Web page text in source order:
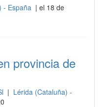
- España | el 18 de
provincia de
| Lérida (Cataluña) -